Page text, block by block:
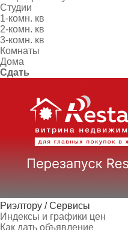
Студии
1-комн. кв
2-комн. кв
3-комн. кв
Комнаты
Дома
Сдать
Риэлтору / Сервисы
Индексы и графики цен
Как дать объявление